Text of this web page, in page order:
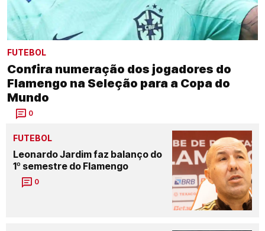
FUTEBOL
Confira numeração dos jogadores do
Flamengo na Seleção para a Copa do
Mundo
0
FUTEBOL
Leonardo Jardim faz balanço do
1º semestre do Flamengo
0